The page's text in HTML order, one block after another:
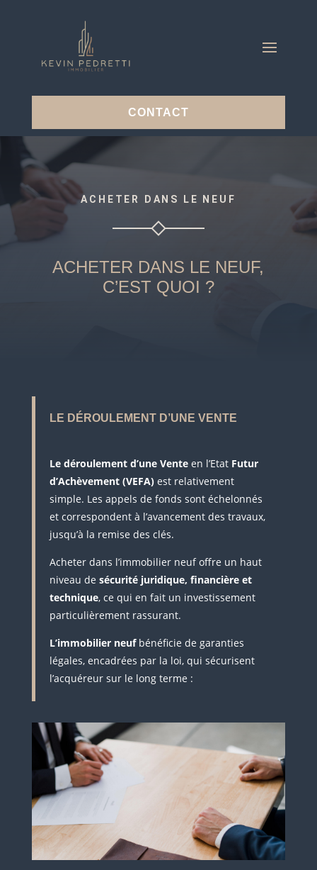
CONTACT
ACHETER DANS LE NEUF
ACHETER DANS LE NEUF,
C’EST QUOI ?
LE DÉROULEMENT D’UNE VENTE
Le déroulement d’une Venteen l’Etat Futur
d’Achèvement (VEFA)est relativement
simple. Les appels de fonds sont échelonnés
et correspondent à l’avancement des travaux,
jusqu’à la remise des clés.
Acheter dans l’immobilier neuf offre un haut
niveau de sécurité juridique, financière et
technique, ce qui en fait un investissement
particulièrement rassurant.
L’immobilier neufbénéficie de garanties
légales, encadrées par la loi, qui sécurisent
l’acquéreur sur le long terme :